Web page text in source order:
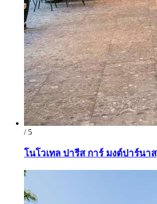
/ 5
โนโวเทล ปารีส การ์ มงต์ปาร์นาส